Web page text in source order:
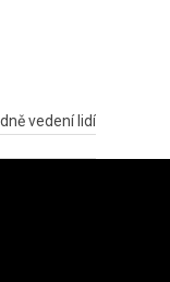
vedení lidí